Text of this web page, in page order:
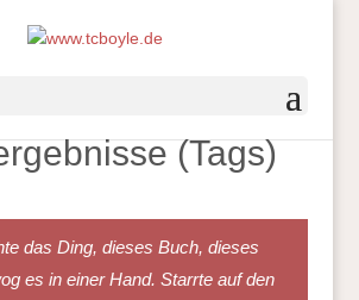
(Tags)
das Ding, dieses Buch, dieses
es in einer Hand. Starrte auf den